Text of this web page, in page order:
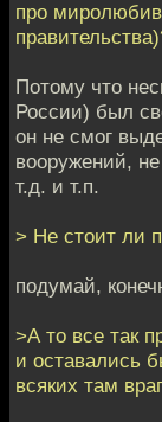
про
Потому что
России) был
он не смог
вооружений,
т.д. и т.п.
> Не стоит ли
подумай,
>А то все так
и оставались
всяких там